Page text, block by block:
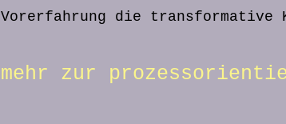
Vorerfahrung die
mehr zur